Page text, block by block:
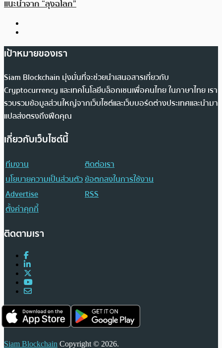
แนะนำจาก “ลุงฉโลก”
เป้าหมายของเรา
Siam Blockchain มุ่งมั่นที่จะช่วยนำเสนอสารเกี่ยวกับ
Cryptocurrency และเทคโนโลยีบล็อกเชนเพื่อคนไทย ในภาษาไทย เรา
รวบรวมข้อมูลส่วนใหญ่จากเว็บไซต์และเว็บบอร์ดต่างประเทศและนำมา
แปลส่งตรงถึงฟีดคุณ
เกี่ยวกับเว็บไซต์นี้
ทีมงาน
ติดต่อเรา
นโยบายความเป็นส่วนตัวข้อตกลงในการใช้งาน
Advertise
RSS
ตั้งค่าคุกกี้
ติดตามเรา
Siam Blockchain Copyright © 2026.